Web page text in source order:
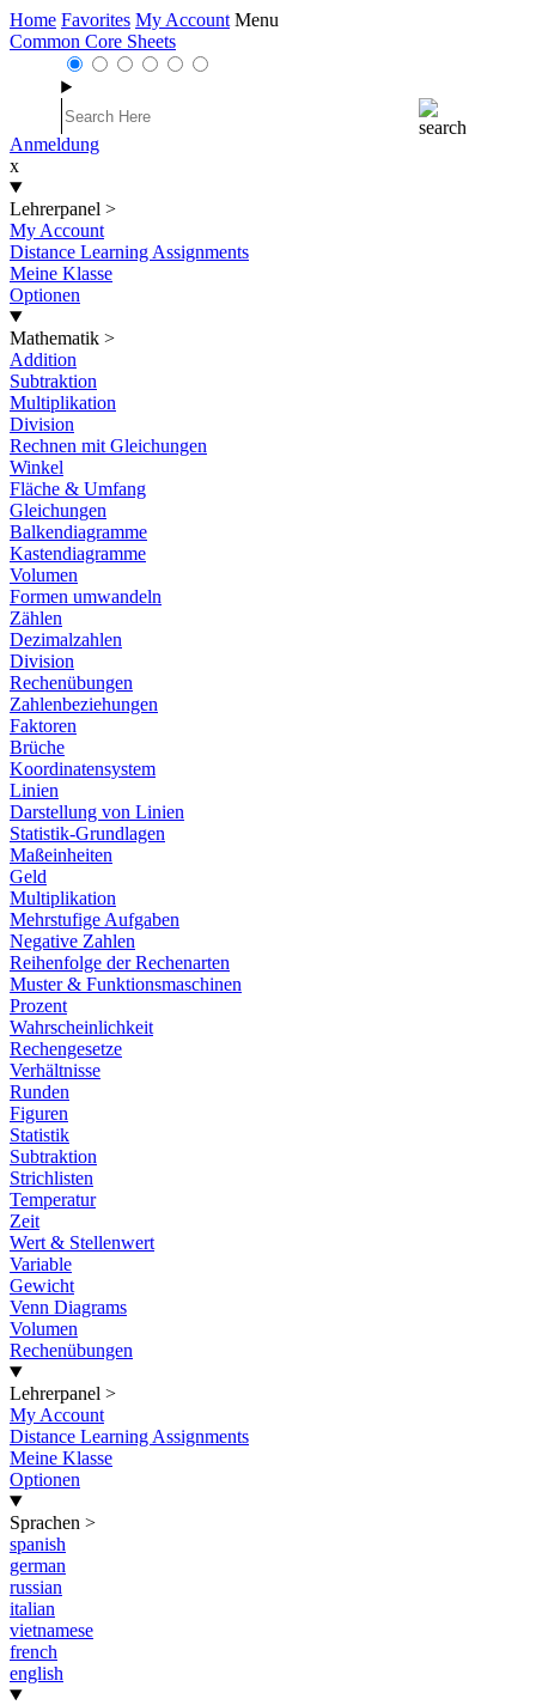
Home Favorites My Account Menu
Common Core Sheets
Anmeldung
x
Lehrerpanel >
My Account
Distance Learning Assignments
Meine Klasse
Optionen
Mathematik >
Addition
Subtraktion
Multiplikation
Division
Rechnen mit Gleichungen
Winkel
Fläche & Umfang
Gleichungen
Balkendiagramme
Kastendiagramme
Volumen
Formen umwandeln
Zählen
Dezimalzahlen
Division
Rechenübungen
Zahlenbeziehungen
Faktoren
Brüche
Koordinatensystem
Linien
Darstellung von Linien
Statistik-Grundlagen
Maßeinheiten
Geld
Multiplikation
Mehrstufige Aufgaben
Negative Zahlen
Reihenfolge der Rechenarten
Muster & Funktionsmaschinen
Prozent
Wahrscheinlichkeit
Rechengesetze
Verhältnisse
Runden
Figuren
Statistik
Subtraktion
Strichlisten
Temperatur
Zeit
Wert & Stellenwert
Variable
Gewicht
Venn Diagrams
Volumen
Rechenübungen
Lehrerpanel >
My Account
Distance Learning Assignments
Meine Klasse
Optionen
Sprachen >
spanish
german
russian
italian
vietnamese
french
english